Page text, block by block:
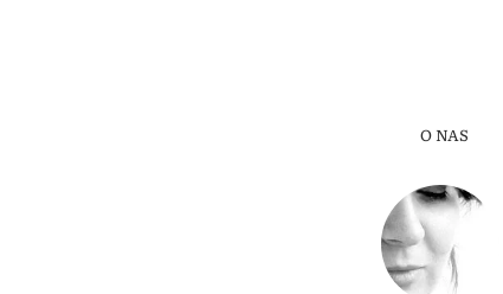
O NAS